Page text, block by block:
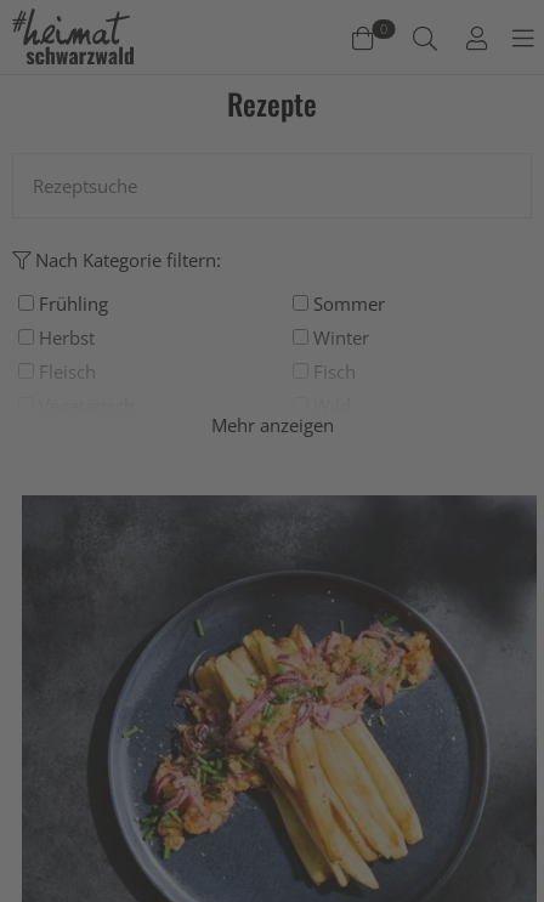
0
Rezepte
Nach Kategorie filtern:
Frühling
Sommer
Herbst
Winter
Fleisch
Fisch
Deftig
Mehr anzeigen